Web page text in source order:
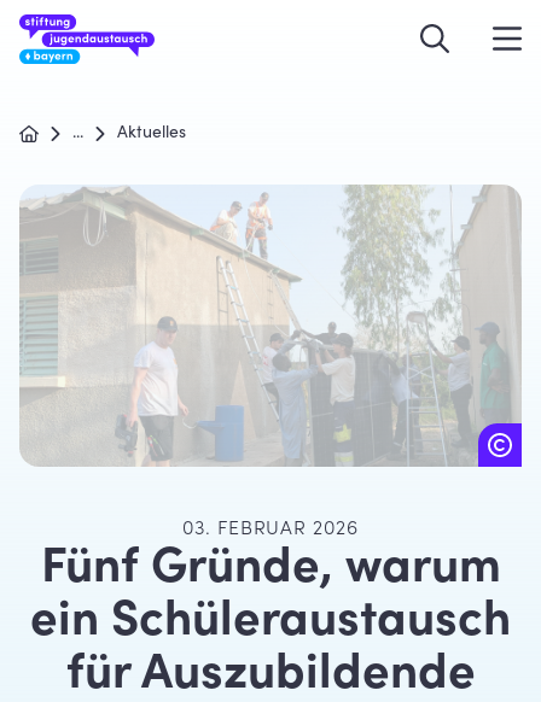
... Aktuelles
03. FEBRUAR 2026
Fünf Gründe, warum
ein Schüleraustausch
für Auszubildende